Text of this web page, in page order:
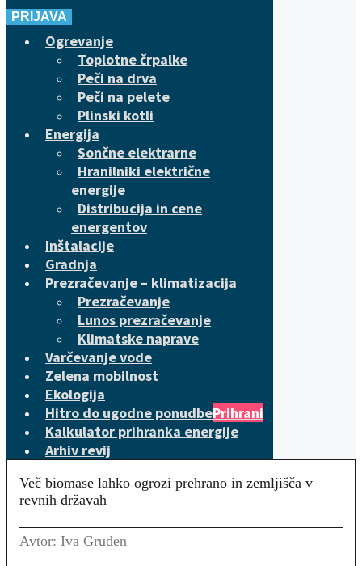
PRIJAVA
Ogrevanje
Toplotne črpalke
Peči na drva
Peči na pelete
Plinski kotli
Energija
Sončne elektrarne
Hranilniki električne
energije
Distribucija in cene
energentov
Inštalacije
Gradnja
Prezračevanje – klimatizacija
Prezračevanje
Lunos prezračevanje
Klimatske naprave
Varčevanje vode
Zelena mobilnost
Ekologija
Hitro do ugodne ponudbePrihrani
Kalkulator prihranka energije
Arhiv revij
Več biomase lahko ogrozi prehrano in zemljišča v
revnih državah
Avtor: Iva Gruden